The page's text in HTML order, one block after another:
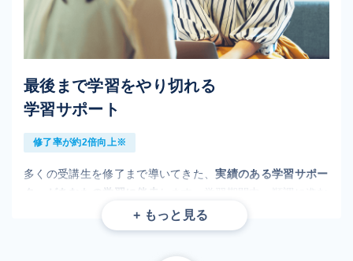
最後まで学習をやり切れる
学習サポート
修了率が約2倍向上※
多くの受講生を修了まで導いてきた、実績のある学習サポー
ターがあなたの学習に伴走
します。学習期間中、順調に進む
時も進まない時も、その時々に応じて励まし、モチベーショ